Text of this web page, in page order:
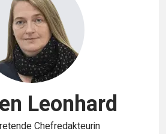
Leonhard
Chefredakteurin